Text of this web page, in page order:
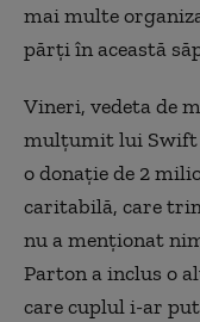
mai multe
părţi în această
Vineri, vedeta de
mulţumit lui Swift
o donaţie de 2
caritabilă, care
nu a menţionat
Parton a inclus o
care cuplul i-ar